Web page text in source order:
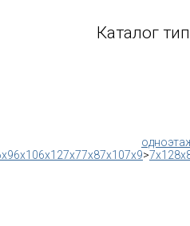
Каталог
6x106x127x77x87x107x9>7x12